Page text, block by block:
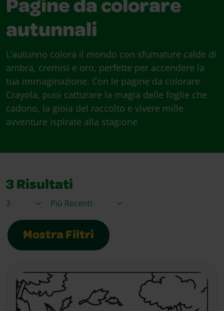
Pagine da colorare
autunnali
L’autunno colora il mondo con sfumature calde di
ambra, cremisi e oro, perfette per accendere la
tua immaginazione. Con le pagine da colorare
Crayola, puoi catturare la magia delle foglie che
cadono, la gioia del raccolto e vivere mille
avventure ispirate alla stagione
3 Risultati
Articoli per pagina
Ordina per
Mostra Filtri